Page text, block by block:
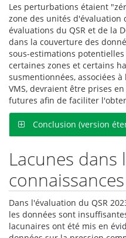
Les perturbations étaient
zone des unités
évaluations du QSR et de la
dans la couverture des
sous-estimations
certaines zones et certains
susmentionnées, associées
VMS, devraient être prises
futures afin de faciliter
Conclusion (version
Lacunes dans
connaissances
Dans l'évaluation du QSR
les données sont
lacunaires ont été mis en